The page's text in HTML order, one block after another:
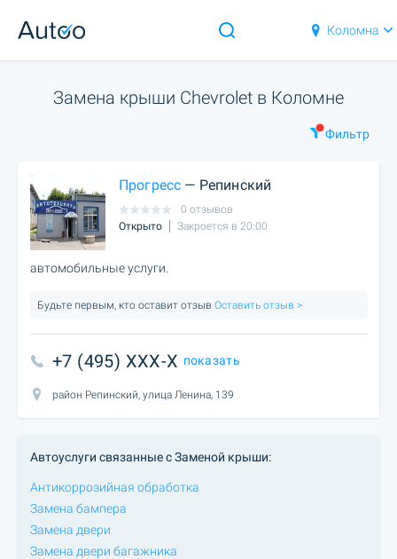
Коломна
Замена крыши Chevrolet в Коломне
Фильтр
Прогресс — Репинский
0 отзывов
Открыто
Закроется в 20:00
автомобильные услуги.
Будьте первым, кто оставит отзыв Оставить отзыв >
+7 (495) XXX-X показать
район Репинский, улица Ленина, 139
Автоуслуги связанные с Заменой крыши:
Антикоррозийная обработка
Замена бампера
Замена двери
Замена двери багажника